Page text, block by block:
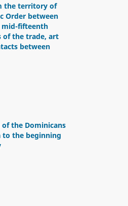
the territory of
Order between
fifteenth
of the trade, art
between
of the Dominicans
to the beginning